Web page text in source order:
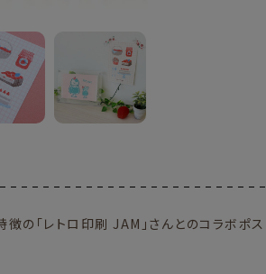
の「レトロ印刷 JAM」さんとのコラボポ